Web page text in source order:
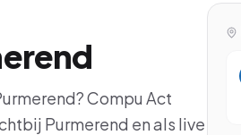
Excel: Functies en Formules
Excel: Analyse en Rapportage
? Compu Act
Purmerend en als live